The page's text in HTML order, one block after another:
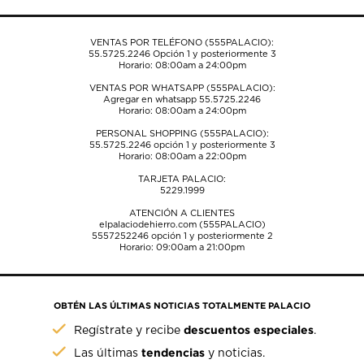
envío.envío.envío.envío.envío.
VENTAS POR TELÉFONO (555PALACIO):
55.5725.2246Opción 1 y posteriormente 3
Horario: 08:00am a 24:00pm
VENTAS POR WHATSAPP (555PALACIO):
Agregar en whatsapp 55.5725.2246
Horario: 08:00am a 24:00pm
PERSONAL SHOPPING (555PALACIO):
55.5725.2246opción 1 y posteriormente 3
Horario: 08:00am a 22:00pm
TARJETA PALACIO:
5229.1999
ATENCIÓN A CLIENTES
elpalaciodehierro.com (555PALACIO)
5557252246opción 1 y posteriormente 2
Horario: 09:00am a 21:00pm
OBTÉN LAS ÚLTIMAS NOTICIAS TOTALMENTE PALACIO
Regístrate y recibedescuentos especiales.
Las últimastendencias y noticias.